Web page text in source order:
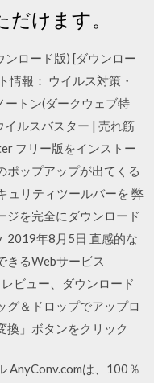
けます。
ンロード版) [ダウンロー
情報： ウイルス対策・
ートン(ダークウェブ特
ルスバスター | 売れ筋
フリー版をインストー
ポップアップが出てくる
ュリティツールバーを 弊
ジを完全にダウンロード
2019年8月5日 直感的な
きるWebサービス
ビュー、ダウンロード
グ＆ドロップでアップロ
換」ボタンをクリック
AnyConv.comは、100％